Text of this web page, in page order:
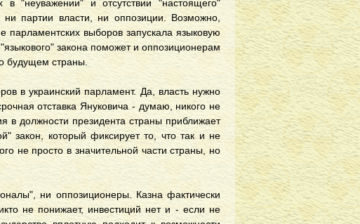
"неуважении" и отсутствии "настоящего"
партии власти, ни оппозиции. Возможно,
парламентских выборов запускала языковую
закона поможет и оппозиционерам
будущем страны.
в украинский парламент. Да, власть нужно
отставка Януковича - думаю, никого не
в должности президента страны приближает
закон, который фиксирует то, что так и не
не просто в значительной части страны, но
ни оппозиционеры. Казна фактически
не понижает, инвестиций нет и - если не